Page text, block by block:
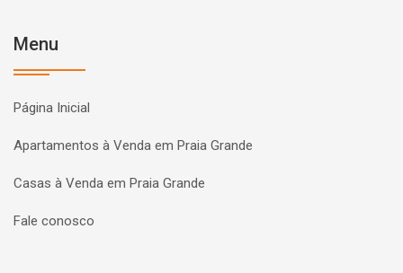
Menu
Página Inicial
Apartamentos à Venda em Praia Grande
Casas à Venda em Praia Grande
Fale conosco